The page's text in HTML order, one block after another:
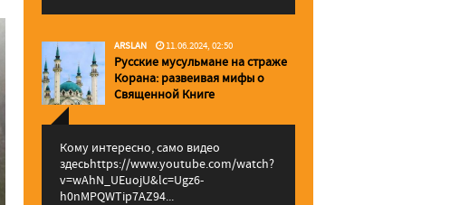
ARSLAN 11.06.2024, 02:50
Русские мусульмане на страже
Корана: pазвеивая мифы о
Священной Книге
Кому интересно, само видео
здесьhttps://www.youtube.com/watch?
v=wAhN_UEuojU&lc=Ugz6-
h0nMPQWTip7AZ94...